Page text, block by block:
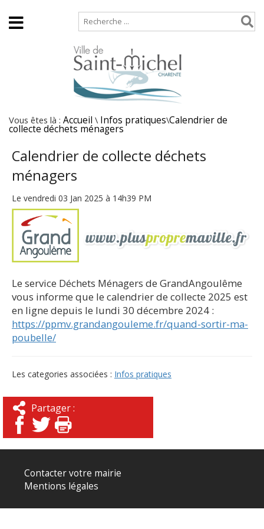
Vous êtes là : Accueil \ Infos pratiques\Calendrier de
collecte déchets ménagers
Calendrier de collecte déchets
ménagers
Le vendredi 03 Jan 2025 à 14h39 PM
Le service Déchets Ménagers de GrandAngoulême
vous informe que le calendrier de collecte 2025 est
en ligne depuis le lundi 30 décembre 2024 :
https://ppmv.grandangouleme.fr/quand-sortir-ma-
poubelle/
Les categories associées : Infos pratiques
Partager :
Contacter votre mairie
Mentions légales